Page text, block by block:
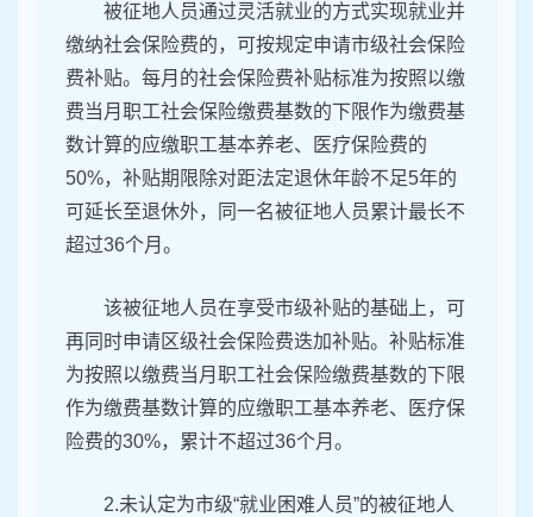
被征地人员通过灵活就业的方式实现就业并
缴纳社会保险费的，可按规定申请市级社会保险
费补贴。每月的社会保险费补贴标准为按照以缴
费当月职工社会保险缴费基数的下限作为缴费基
数计算的应缴职工基本养老、医疗保险费的
50%，补贴期限除对距法定退休年龄不足5年的
可延长至退休外，同一名被征地人员累计最长不
超过36个月。
该被征地人员在享受市级补贴的基础上，可
再同时申请区级社会保险费迭加补贴。补贴标准
为按照以缴费当月职工社会保险缴费基数的下限
作为缴费基数计算的应缴职工基本养老、医疗保
险费的30%，累计不超过36个月。
2.未认定为市级“就业困难人员”的被征地人